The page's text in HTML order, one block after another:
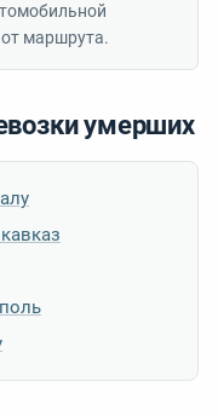
от маршрута.
умерших